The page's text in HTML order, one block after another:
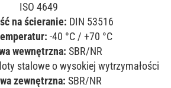
ISO 4649
na ścieranie: DIN 53516
-40 °C / +70 °C
wewnętrzna: SBR/NR
stalowe o wysokiej wytrzymałości
zewnętrzna: SBR/NR